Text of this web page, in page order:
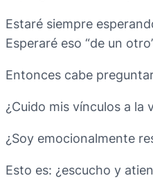
Estaré siempre
Esperaré eso “de un
Entonces cabe
¿Cuido mis vínculos a la
¿Soy emocionalmente
Esto es: ¿escucho y